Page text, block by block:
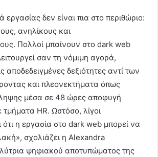
δεν είναι πια στο περιθώριο:
ανηλίκους και
Πολλοί μπαίνουν στο dark web
σαν τη νόμιμη αγορά,
αποδεδειγμένες δεξιότητες αντί των
και πλεονεκτήματα όπως
μέσα σε 48 ώρες αποφυγή
HR. Ωστόσο, λίγοι
η εργασία στο dark web μπορεί να
σχολιάζει η Alexandra
ψηφιακού αποτυπώματος της